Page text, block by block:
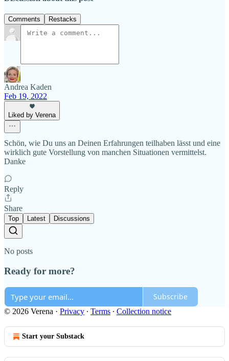
Comments Restacks
Andrea Kaden
Feb 19, 2022
Liked by Verena
Schön, wie Du uns an Deinen Erfahrungen teilhaben lässt und eine
wirklich gute Vorstellung von manchen Situationen vermittelst.
Danke
Reply
Share
Top Latest Discussions
No posts
Ready for more?
Subscribe
© 2026 Verena · Privacy ∙ Terms ∙ Collection notice
Start your Substack